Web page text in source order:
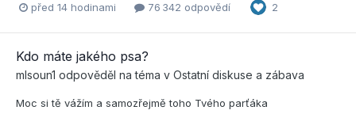
před 14 hodinami 76 342 odpovědí 2
Kdo máte jakého psa?
mlsoun1 odpověděl na téma v Ostatní diskuse a zábava
Moc si tě vážím a samozřejmě toho Tvého parťáka